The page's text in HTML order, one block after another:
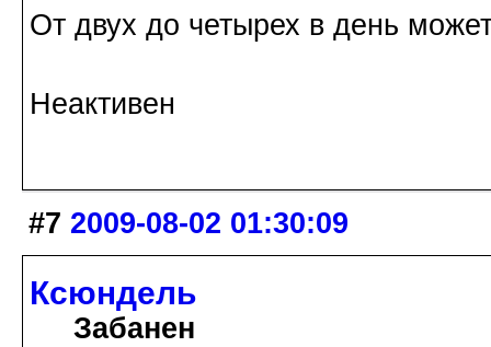
От двух до четырех в день
Неактивен
#7 2009-08-02 01:30:09
Ксюндель
Забанен